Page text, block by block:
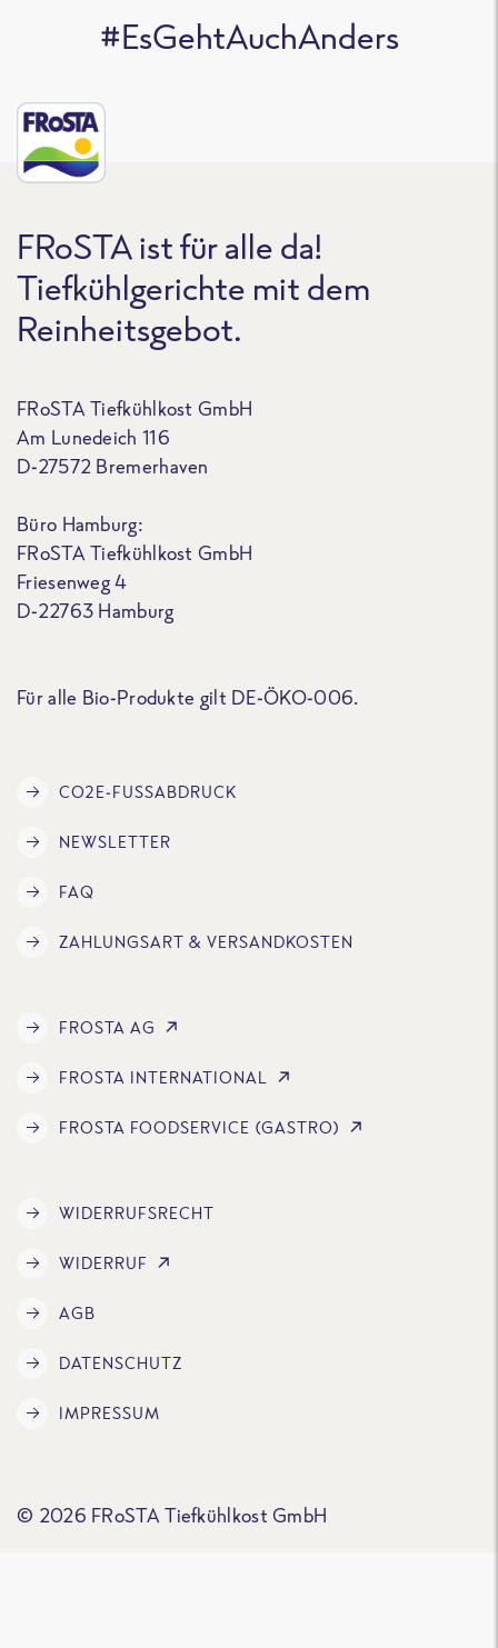
#EsGehtAuchAnders
FRoSTA ist für alle da!
Tiefkühlgerichte mit dem
Reinheitsgebot.
FRoSTA Tiefkühlkost GmbH
Am Lunedeich 116
D-27572 Bremerhaven
Büro Hamburg:
FRoSTA Tiefkühlkost GmbH
Friesenweg 4
D-22763 Hamburg
Für alle Bio-Produkte gilt DE-ÖKO-006.
CO2E-FUSSABDRUCK
NEWSLETTER
FAQ
ZAHLUNGSART & VERSANDKOSTEN
FROSTA AG
FROSTA INTERNATIONAL
FROSTA FOODSERVICE (GASTRO)
WIDERRUFSRECHT
WIDERRUF
AGB
DATENSCHUTZ
IMPRESSUM
© 2026 FRoSTA Tiefkühlkost GmbH